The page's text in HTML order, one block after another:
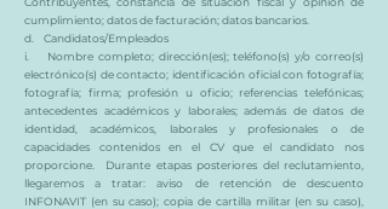
cumplimiento; datos de facturación; datos bancarios.
d. Candidatos/Empleados
i. Nombre completo; dirección(es); teléfono(s) y/o correo(s)
electrónico(s) de contacto; identificación oficial con fotografía;
fotografía; firma; profesión u oficio; referencias telefónicas;
antecedentes académicos y laborales; además de datos de
identidad, académicos, laborales y profesionales o de
capacidades contenidos en el CV que el candidato nos
proporcione. Durante etapas posteriores del reclutamiento,
llegaremos a tratar: aviso de retención de descuento
INFONAVIT (en su caso); copia de cartilla militar (en su caso),